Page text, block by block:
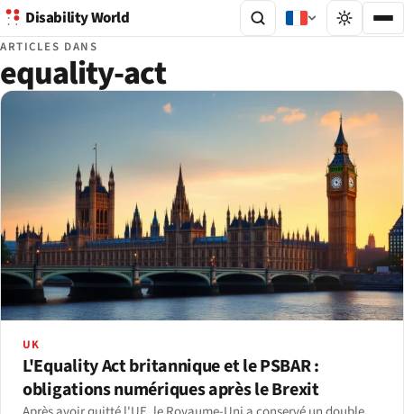
Disability World
ARTICLES DANS
equality-act
UK
L'Equality Act britannique et le PSBAR :
obligations numériques après le Brexit